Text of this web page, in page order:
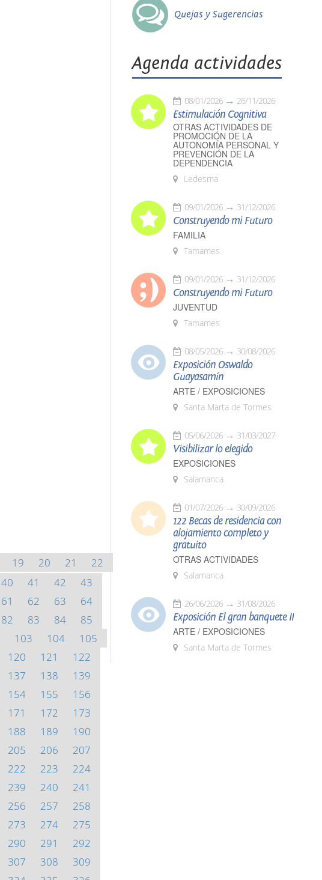
19 20 21
22
40 41 42
43
61 62 63
64
82 83 84
85
103 104
105
120 121
122
137 138
139
154 155
156
171 172
173
188 189
190
205 206
207
222 223
224
239 240
241
256 257
258
273 274
275
290 291
292
307 308
309
Quejas y Sugerencias
Agenda actividades
08/01/2026 26/11/2026
Estimulación Cognitiva
OTRAS ACTIVIDADES DE
PROMOCIÓN DE LA
AUTONOMÍA PERSONAL Y
PREVENCIÓN DE LA
DEPENDENCIA
Ledesma
09/01/2026 31/12/2026
Construyendo mi Futuro
FAMILIA
Tamames
09/01/2026 31/12/2026
Construyendo mi Futuro
JUVENTUD
Tamames
08/05/2026 30/08/2026
Exposición Oswaldo
Guayasamín
ARTE / EXPOSICIONES
Santa Marta de Tormes
05/06/2026 31/03/2027
Visibilizar lo elegido
EXPOSICIONES
Salamanca
01/07/2026 30/09/2026
122 Becas de residencia con
alojamiento completo y
gratuito
OTRAS ACTIVIDADES
Salamanca
26/06/2026 31/08/2026
Exposición El gran banquete II
ARTE / EXPOSICIONES
Santa Marta de Tormes